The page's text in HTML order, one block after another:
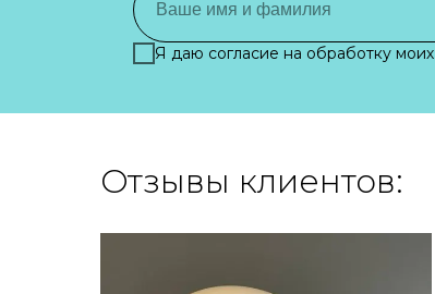
Я даю согласие на обработку моих
Отзывы клиентов: